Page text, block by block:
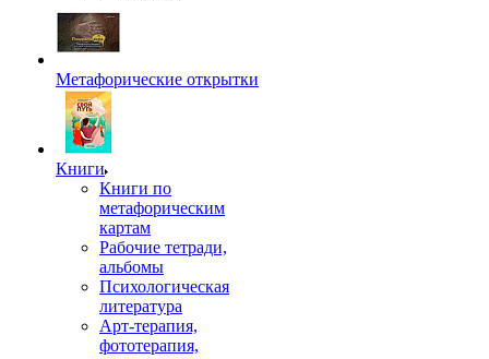
Метафорические открытки
Книги
Книги по
метафорическим
картам
Рабочие тетради,
альбомы
Психологическая
литература
Арт-терапия,
фототерапия,